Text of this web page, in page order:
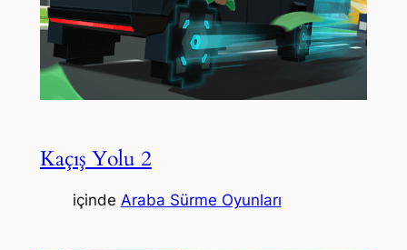
Kaçış Yolu 2
içinde Araba Sürme Oyunları